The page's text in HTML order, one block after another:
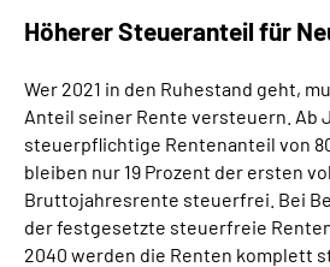
Höherer Steueranteil für
Wer 2021 in den Ruhestand geht,
Anteil seiner Rente versteuern. Ab
steuerpflichtige Rentenanteil von
bleiben nur 19 Prozent der ersten
Bruttojahresrente steuerfrei. Bei
der festgesetzte steuerfreie
2040 werden die Renten komplett